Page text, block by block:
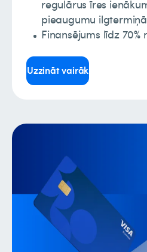
regulārus īres
pieaugumu ilgtermiņā
Finansējums līdz
Uzzināt vairāk